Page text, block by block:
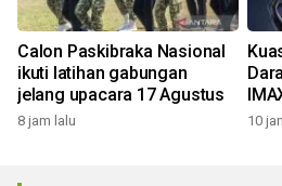
Calon Paskibraka Nasional
ikuti latihan gabungan
jelang upacara 17 Agustus
8 jam lalu 10